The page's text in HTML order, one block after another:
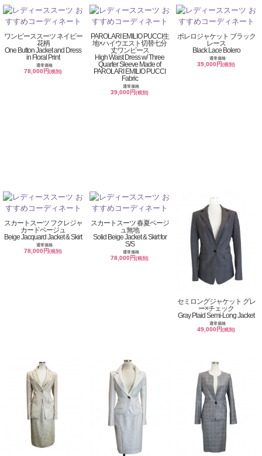
ワンピーススーツ ネイビー
花柄
One Button Jacket and Dress
in Floral Print
通常価格
78,000円(税別)
PAROLARI EMILIO PUCCI生
地×ハイウエスト切替七分
丈ワンピース
High Waist Dress w/ Three
Quarter Sleeve Made of
PAROLARI EMILIO PUCCI
Fabric
通常価格
39,000円(税別)
ボレロジャケット ブラック
レース
Black Lace Bolero
通常価格
39,000円(税別)
スカートスーツ フクレジャ
カードベージュ
Beige Jacquard Jacket & Skirt
通常価格
78,000円(税別)
スカートスーツ 春夏ベージ
ュ無地
Solid Beige Jacket & Skirt for
S/S
通常価格
78,000円(税別)
セミロングジャケット グレ
ー×チェック
Gray Plaid Semi-Long Jacket
通常価格
49,000円(税別)